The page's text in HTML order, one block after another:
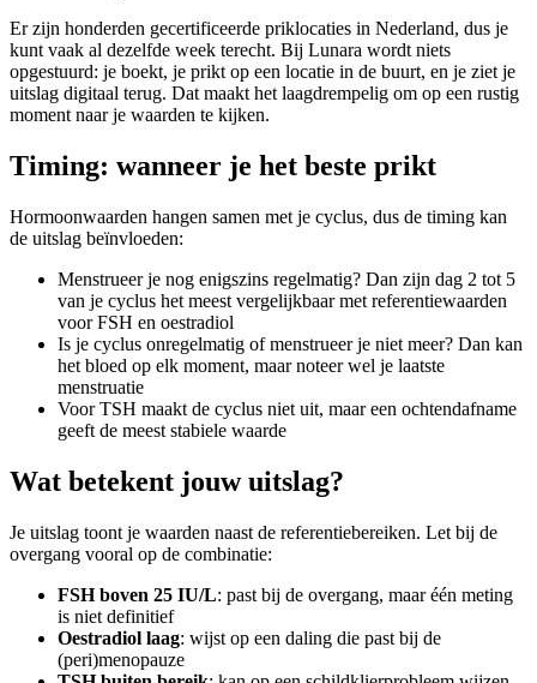
Er zijn honderden gecertificeerde priklocaties in Nederland, dus je
kunt vaak al dezelfde week terecht. Bij Lunara wordt niets
opgestuurd: je boekt, je prikt op een locatie in de buurt, en je ziet je
uitslag digitaal terug. Dat maakt het laagdrempelig om op een rustig
moment naar je waarden te kijken.
Timing: wanneer je het beste prikt
Hormoonwaarden hangen samen met je cyclus, dus de timing kan
de uitslag beïnvloeden:
Menstrueer je nog enigszins regelmatig? Dan zijn dag 2 tot 5
van je cyclus het meest vergelijkbaar met referentiewaarden
voor FSH en oestradiol
Is je cyclus onregelmatig of menstrueer je niet meer? Dan kan
het bloed op elk moment, maar noteer wel je laatste
menstruatie
Voor TSH maakt de cyclus niet uit, maar een ochtendafname
geeft de meest stabiele waarde
Wat betekent jouw uitslag?
Je uitslag toont je waarden naast de referentiebereiken. Let bij de
overgang vooral op de combinatie:
FSH boven 25 IU/L: past bij de overgang, maar één meting
is niet definitief
Oestradiol laag: wijst op een daling die past bij de
(peri)menopauze